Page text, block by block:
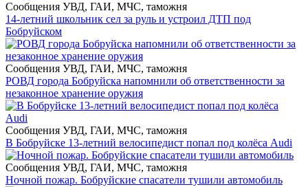
Сообщения УВД, ГАИ, МЧС, таможня
14-летний школьник сел за руль и устроил ДТП под
Бобруйском
Сообщения УВД, ГАИ, МЧС, таможня
РОВД города Бобруйска напомнили об ответственности за
незаконное хранение оружия
Сообщения УВД, ГАИ, МЧС, таможня
В Бобруйске 13-летний велосипедист попал под колёса Audi
Сообщения УВД, ГАИ, МЧС, таможня
Ночной пожар. Бобруйские спасатели тушили автомобиль